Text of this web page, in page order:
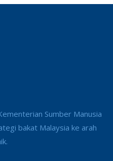
Sumber Manusia
bakat Malaysia ke arah